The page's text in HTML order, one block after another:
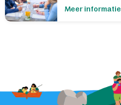
Meer informatie